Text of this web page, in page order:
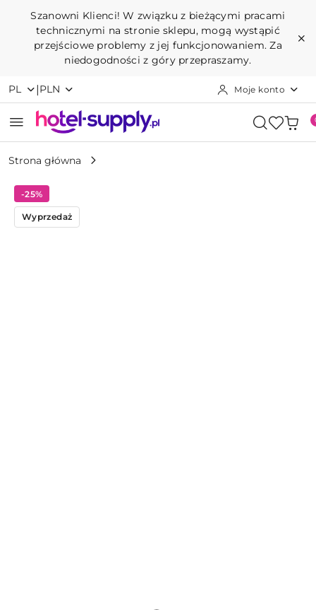
Przejdź do treści głównej
Przejdź do wyszukiwarki
Przejdź do moje konto
Przejdź do menu głównego
Przejdź do opisu produktu
Przejdź do stopki
Szanowni Klienci! W związku z bieżącymi pracami
technicznymi na stronie sklepu, mogą wystąpić
przejściowe problemy z jej funkcjonowaniem. Za
niedogodności z góry przepraszamy.
PL |PLN Moje konto
Strona główna
-25%
Wyprzedaż